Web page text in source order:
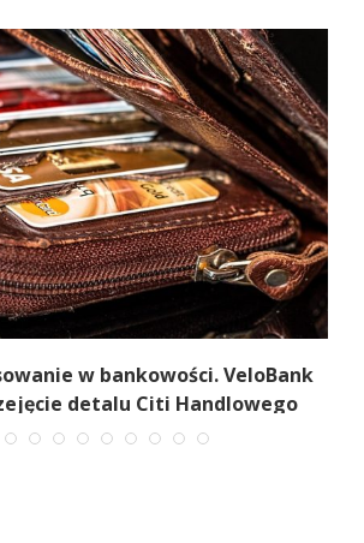
w bankowości. VeloBank
detalu Citi Handlowego